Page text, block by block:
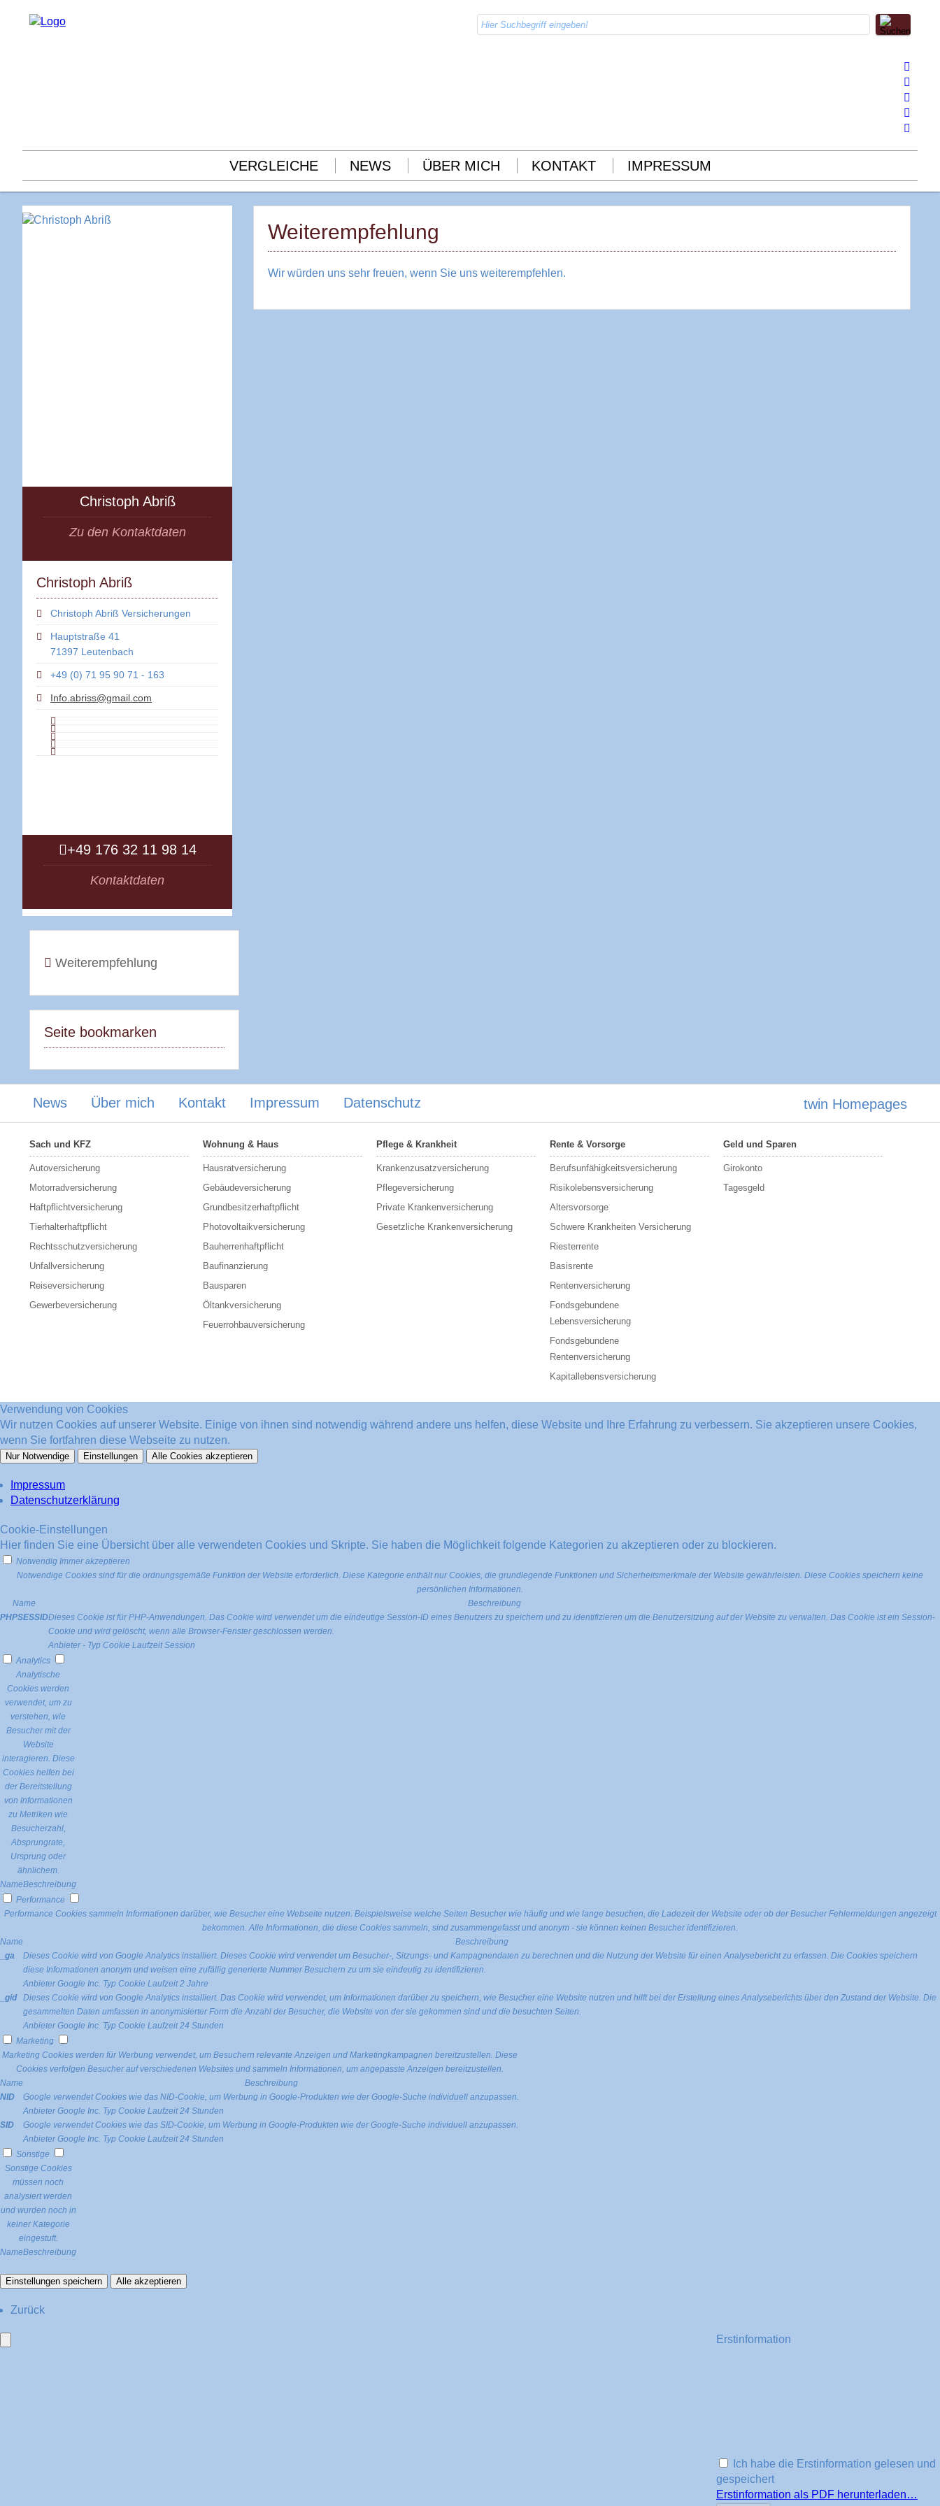
VERGLEICHE NEWS ÜBER MICH KONTAKT IMPRESSUM
Christoph Abriß
Zu den Kontaktdaten
Christoph Abriß
Christoph Abriß Versicherungen
Hauptstraße 41
71397 Leutenbach
+49 (0) 71 95 90 71 - 163
Info.abriss@gmail.com
+49 176 32 11 98 14
Kontaktdaten
Weiterempfehlung
Seite bookmarken
Weiterempfehlung
Wir würden uns sehr freuen, wenn Sie uns weiterempfehlen.
News Über mich Kontakt Impressum Datenschutz twin Homepages
Sach und KFZ
Autoversicherung
Motorradversicherung
Haftpflichtversicherung
Tierhalterhaftpflicht
Rechtsschutzversicherung
Unfallversicherung
Reiseversicherung
Gewerbeversicherung
Wohnung & Haus
Hausratversicherung
Gebäudeversicherung
Grundbesitzerhaftpflicht
Photovoltaikversicherung
Bauherrenhaftpflicht
Baufinanzierung
Bausparen
Öltankversicherung
Feuerrohbauversicherung
Pflege & Krankheit
Krankenzusatzversicherung
Pflegeversicherung
Private Krankenversicherung
Gesetzliche Krankenversicherung
Rente & Vorsorge
Berufs­unfähigkeitsversicherung
Risikolebensversicherung
Altersvorsorge
Schwere Krankheiten Versicherung
Riesterrente
Basisrente
Rentenversicherung
Fondsgebundene
Lebensversicherung
Fondsgebundene
Rentenversicherung
Kapitallebensversicherung
Geld und Sparen
Girokonto
Tagesgeld
Verwendung von Cookies
Wir nutzen Cookies auf unserer Website. Einige von ihnen sind notwendig während andere uns helfen, diese Website und Ihre Erfahrung zu verbessern. Sie akzeptieren unsere Cookies,
wenn Sie fortfahren diese Webseite zu nutzen.
Nur Notwendige Einstellungen Alle Cookies akzeptieren
Impressum
Datenschutzerklärung
Cookie-Einstellungen
Hier finden Sie eine Übersicht über alle verwendeten Cookies und Skripte. Sie haben die Möglichkeit folgende Kategorien zu akzeptieren oder zu blockieren.
Notwendig Immer akzeptieren
Notwendige Cookies sind für die ordnungsgemäße Funktion der Website erforderlich. Diese Kategorie enthält nur Cookies, die grundlegende Funktionen und Sicherheitsmerkmale der Website gewährleisten. Diese Cookies speichern keine
persönlichen Informationen.
Name
Beschreibung
PHPSESSIDDieses Cookie ist für PHP-Anwendungen. Das Cookie wird verwendet um die eindeutige Session-ID eines Benutzers zu speichern und zu identifizieren um die Benutzersitzung auf der Website zu verwalten. Das Cookie ist ein Session-
Cookie und wird gelöscht, wenn alle Browser-Fenster geschlossen werden.
Anbieter - Typ Cookie Laufzeit Session
Analytics
Analytische
Cookies werden
verwendet, um zu
verstehen, wie
Besucher mit der
Website
interagieren. Diese
Cookies helfen bei
der Bereitstellung
von Informationen
zu Metriken wie
Besucherzahl,
Absprungrate,
Ursprung oder
ähnlichem.
NameBeschreibung
Performance
Performance Cookies sammeln Informationen darüber, wie Besucher eine Webseite nutzen. Beispielsweise welche Seiten Besucher wie häufig und wie lange besuchen, die Ladezeit der Website oder ob der Besucher Fehlermeldungen angezeigt
bekommen. Alle Informationen, die diese Cookies sammeln, sind zusammengefasst und anonym - sie können keinen Besucher identifizieren.
Name
Beschreibung
_ga
Dieses Cookie wird von Google Analytics installiert. Dieses Cookie wird verwendet um Besucher-, Sitzungs- und Kampagnendaten zu berechnen und die Nutzung der Website für einen Analysebericht zu erfassen. Die Cookies speichern
diese Informationen anonym und weisen eine zufällig generierte Nummer Besuchern zu um sie eindeutig zu identifizieren.
Anbieter Google Inc. Typ Cookie Laufzeit 2 Jahre
_gid
Dieses Cookie wird von Google Analytics installiert. Das Cookie wird verwendet, um Informationen darüber zu speichern, wie Besucher eine Website nutzen und hilft bei der Erstellung eines Analyseberichts über den Zustand der Website. Die
gesammelten Daten umfassen in anonymisierter Form die Anzahl der Besucher, die Website von der sie gekommen sind und die besuchten Seiten.
Anbieter Google Inc. Typ Cookie Laufzeit 24 Stunden
Marketing
Marketing Cookies werden für Werbung verwendet, um Besuchern relevante Anzeigen und Marketingkampagnen bereitzustellen. Diese
Cookies verfolgen Besucher auf verschiedenen Websites und sammeln Informationen, um angepasste Anzeigen bereitzustellen.
Name
Beschreibung
NID
Google verwendet Cookies wie das NID-Cookie, um Werbung in Google-Produkten wie der Google-Suche individuell anzupassen.
Anbieter Google Inc. Typ Cookie Laufzeit 24 Stunden
SID
Google verwendet Cookies wie das SID-Cookie, um Werbung in Google-Produkten wie der Google-Suche individuell anzupassen.
Anbieter Google Inc. Typ Cookie Laufzeit 24 Stunden
Sonstige
Sonstige Cookies
müssen noch
analysiert werden
und wurden noch in
keiner Kategorie
eingestuft.
NameBeschreibung
Einstellungen speichern Alle akzeptieren
Zurück
Erstinformation
Ich habe die Erstinformation gelesen und
gespeichert
Erstinformation als PDF herunterladen…